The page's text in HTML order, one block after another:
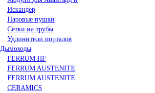
Искандер
Паровые пушки
Сетки на трубы
Удлинители порталов
Дымоходы
FERRUM HF
FERRUM AUSTENITE
FERRUM AUSTENITE
CERAMICS